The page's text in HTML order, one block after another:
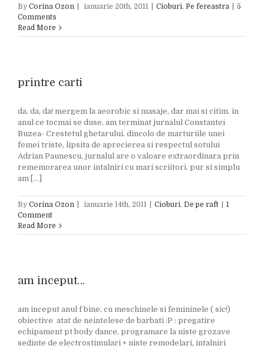
By Corina Ozon ianuarie 20th, 2011 Cioburi, Pe fereastra
5
Comments
Read More
printre carti
da, da, da! mergem la aeorobic si masaje, dar mai si citim. in
anul ce tocmai se duse, am terminat jurnalul Constantei
Buzea- Crestetul ghetarului. dincolo de marturiile unei
femei triste, lipsita de aprecierea si respectul sotului
Adrian Paunescu, jurnalul are o valoare extraordinara prin
rememorarea unor intalniri cu mari scriitori. pur si simplu
am [...]
By Corina Ozon ianuarie 14th, 2011 Cioburi, De pe raft
1
Comment
Read More
am inceput…
am inceput anul f bine, cu meschinele si femininele ( sic!)
obiective atat de neintelese de barbati :P : pregatire
echipament pt body dance, programare la niste grozave
sedinte de electrostimulari + niste remodelari, intalniri